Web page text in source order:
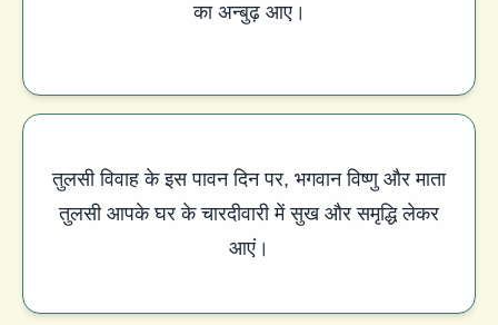
का अन्बुढ़ आए।
तुलसी विवाह के इस पावन दिन पर, भगवान विष्णु और माता
तुलसी आपके घर के चारदीवारी में सुख और समृद्धि लेकर
आएं।